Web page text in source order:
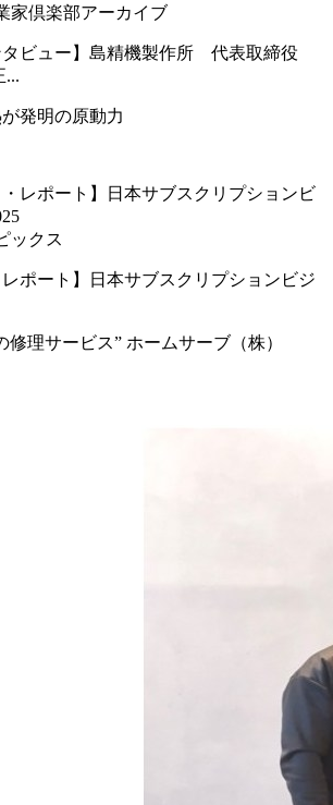
家倶楽部アーカイブ
タビュー】島精機製作所 代表取締役
発明の原動力
ックス
レポート】日本サブスクリプションビジ
修理サービス” ホームサーブ（株）